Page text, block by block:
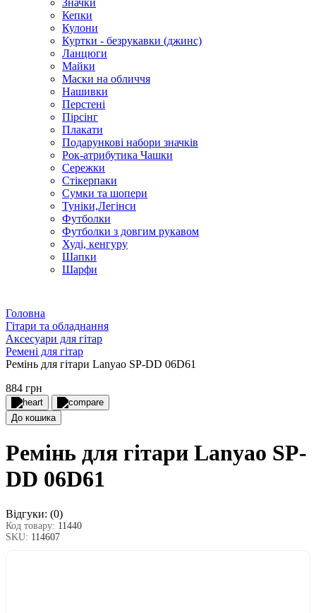
Значки
Кепки
Кулони
Куртки - безрукавки (джинс)
Ланцюги
Майки
Маски на обличчя
Нашивки
Перстені
Пірсінг
Плакати
Подарункові набори значків
Рок-атрибутика Чашки
Сережки
Стікерпаки
Сумки та шопери
Туніки,Легінси
Футболки
Футболки з довгим рукавом
Худі, кенгуру
Шапки
Шарфи
Головна
Гітари та обладнання
Аксесуари для гітар
Ремені для гітар
Ремінь для гітари Lanyao SP-DD 06D61
884 грн
До кошика
Ремінь для гітари Lanyao SP-
DD 06D61
Відгуки: (0)
Код товару: 11440
SKU: 114607